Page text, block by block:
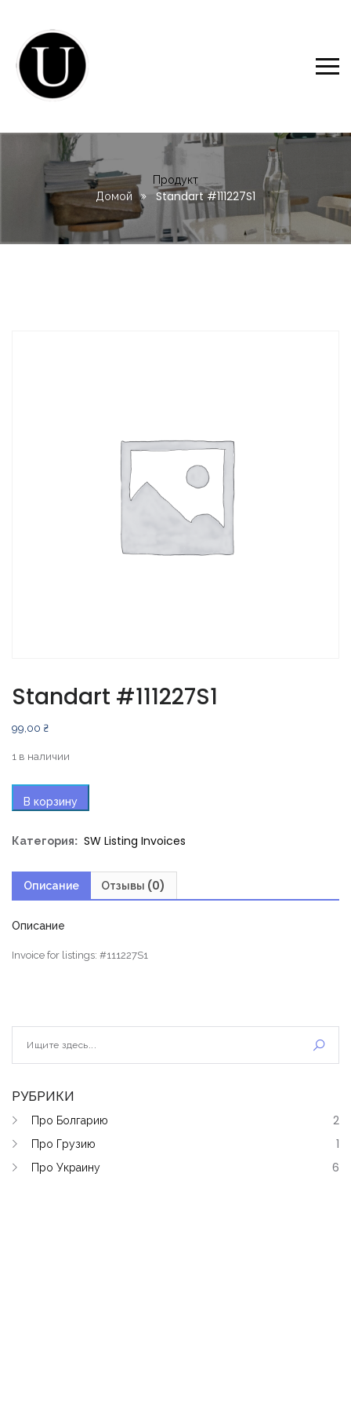
Продукт
Домой
Standart #111227S1
Standart #111227S1
99,00 ₴
1 в наличии
В корзину
Категория: SW Listing Invoices
Описание Отзывы (0)
Описание
Invoice for listings: #111227S1
РУБРИКИ
Про Болгарию
2
Про Грузию
1
Про Украину
6